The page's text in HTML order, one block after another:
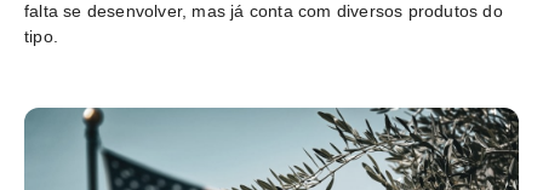
falta se desenvolver, mas já conta com diversos produtos do
tipo.